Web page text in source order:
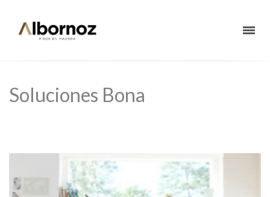
Soluciones Bona